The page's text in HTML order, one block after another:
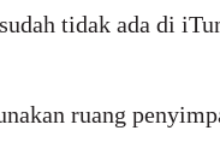
tidak ada di
ruang